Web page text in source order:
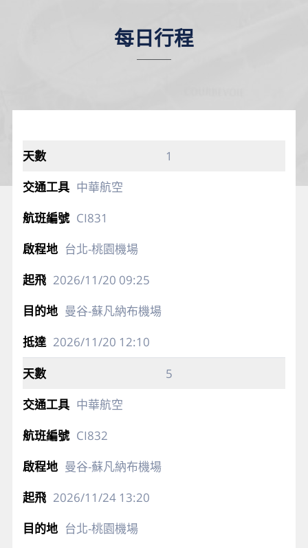
每日行程
1
中華航空
CI831
台北-桃園機場
2026/11/20 09:25
曼谷-蘇凡納布機場
2026/11/20 12:10
5
中華航空
CI832
曼谷-蘇凡納布機場
2026/11/2413:20
台北-桃園機場